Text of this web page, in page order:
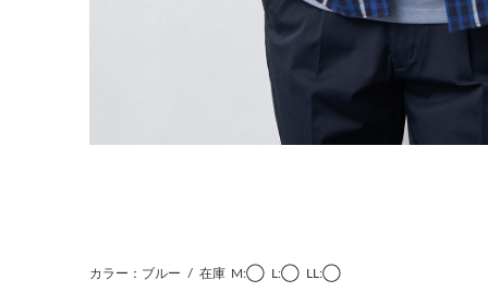
カラー：ブルー / 在庫 M:◯ L:◯ LL:◯